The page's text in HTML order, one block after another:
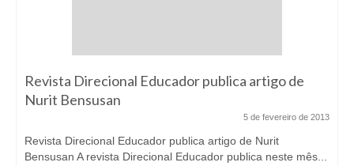
Revista Direcional Educador publica artigo de
Nurit Bensusan
5 de fevereiro de 2013
Revista Direcional Educador publica artigo de Nurit
Bensusan A revista Direcional Educador publica neste mês...